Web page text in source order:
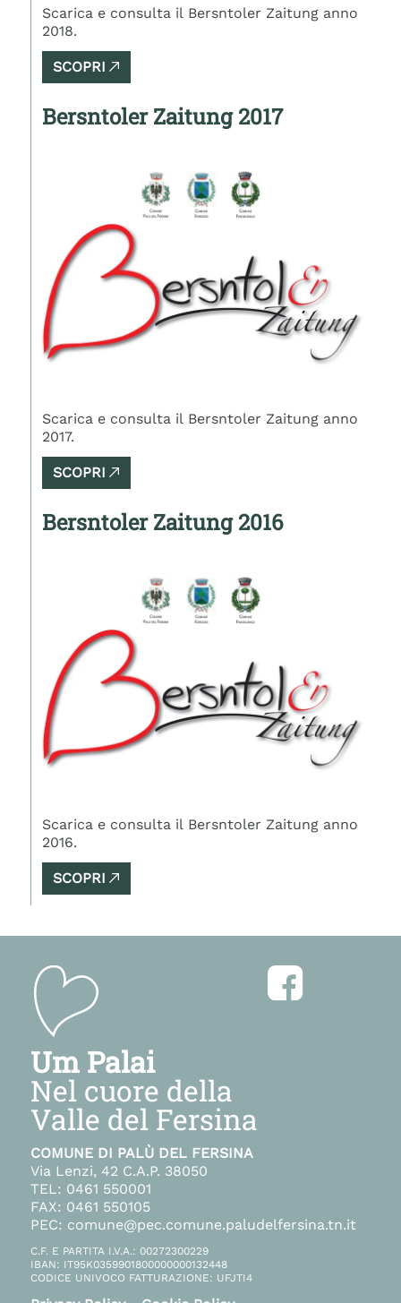
Scarica e consulta il Bersntoler Zaitung anno
2018.
SCOPRI
Bersntoler Zaitung 2017
Scarica e consulta il Bersntoler Zaitung anno
2017.
SCOPRI
Bersntoler Zaitung 2016
Scarica e consulta il Bersntoler Zaitung anno
2016.
SCOPRI
Um Palai
Nel cuore della
Valle del Fersina
COMUNE DI PALÙ DEL FERSINA
Via Lenzi, 42 C.A.P. 38050
TEL: 0461 550001
FAX: 0461 550105
PEC: comune@pec.comune.paludelfersina.tn.it
C.F. E PARTITA I.V.A.: 00272300229
IBAN: IT95K0359901800000000132448
CODICE UNIVOCO FATTURAZIONE: UFJTI4